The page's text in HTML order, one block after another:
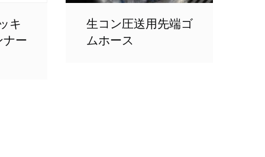
キ
ナー
生コン圧送用先端ゴ
ムホース